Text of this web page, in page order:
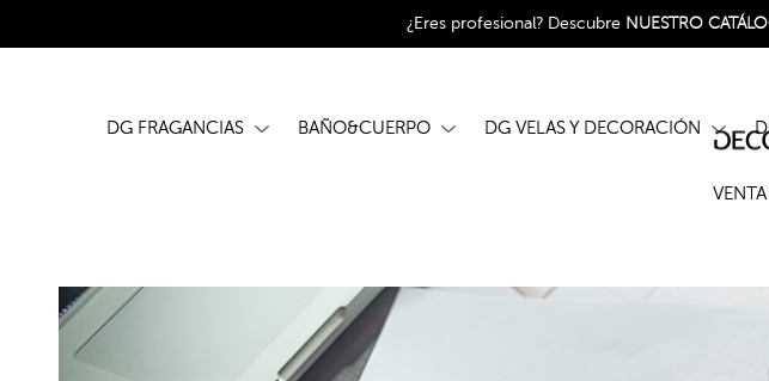
¿Eres profesional? Descubre NUESTRO
DG FRAGANCIAS BAÑO&CUERPO DG VELAS Y DECORACIÓN